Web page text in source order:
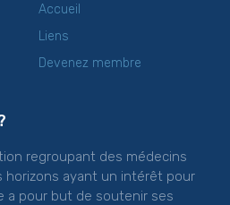
Accueil
Liens
Devenez membre
regroupant des médecins
horizons ayant un intérêt pour
a pour but de soutenir ses